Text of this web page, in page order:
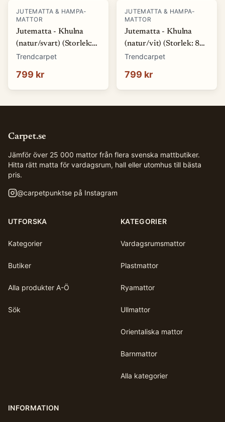
JUTEMATTA & HAMPA-
MATTOR
Jutematta - Khulna
(natur/svart) (Storlek:
80 x 150 cm)
Trendcarpet
799 kr
JUTEMATTA & HAMPA-
MATTOR
Jutematta - Khulna
(natur/vit) (Storlek: 80
x 150 cm)
Trendcarpet
799 kr
Carpet.se
Jämför över 25 000 mattor från flera svenska mattbutiker.
Hitta rätt matta för vardagsrum, hall eller utomhus till bästa
pris.
@carpetpunktse på Instagram
UTFORSKA
Kategorier
Butiker
Alla produkter A-Ö
Sök
KATEGORIER
Vardagsrumsmattor
Plastmattor
Ryamattor
Ullmattor
Orientaliska mattor
Barnmattor
Alla kategorier
INFORMATION